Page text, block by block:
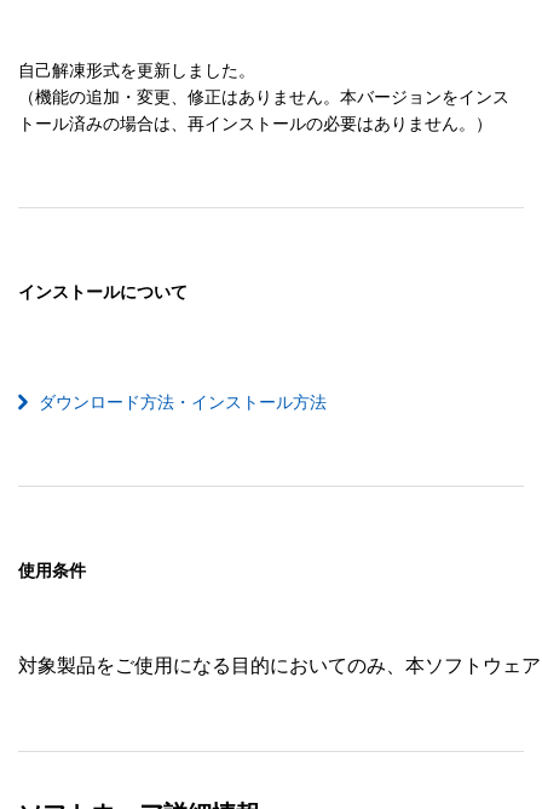
自己解凍形式を更新しました。
（機能の追加・変更、修正はありません。本バージョンをインス
トール済みの場合は、再インストールの必要はありません。）
インストールについて
ダウンロード方法・インストール方法
使用条件
対象製品をご使用になる目的においてのみ、本ソフトウェ